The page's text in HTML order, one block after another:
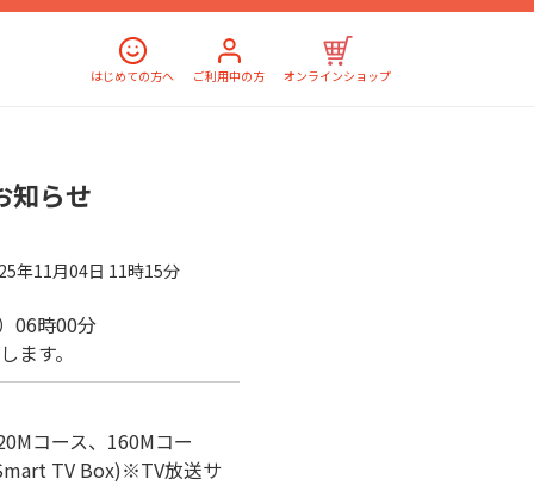
はじめての方へ ご利用中の方 オンラインショップ
知らせ
年11月04日 11時15分
06時00分
ます。
コース、160Mコー
TV Box)※TV放送サ